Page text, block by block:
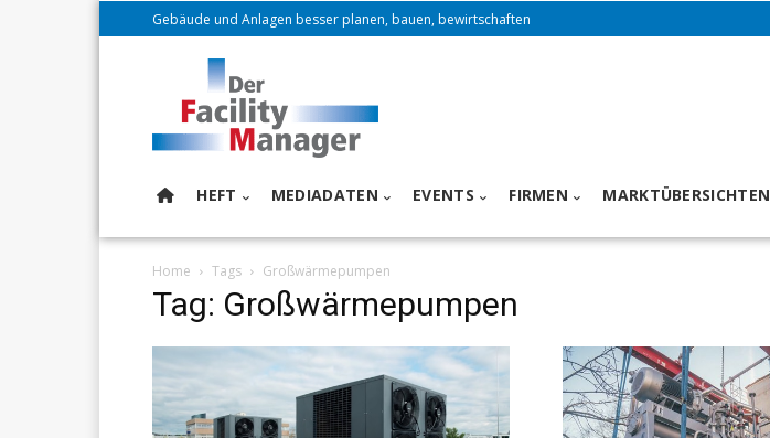
Gebäude und Anlagen besser planen, bauen, bewirtschaften
HEFT MEDIADATEN EVENTS FIRMEN MARKTÜBERSICHTEN
Home Tags Großwärmepumpen
Tag: Großwärmepumpen